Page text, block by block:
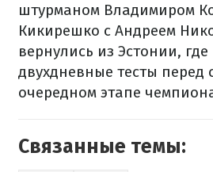
штурманом Владимиром
Кикирешко с Андреем
вернулись из Эстонии,
двухдневные тесты перед
очередном этапе
Связанные темы: